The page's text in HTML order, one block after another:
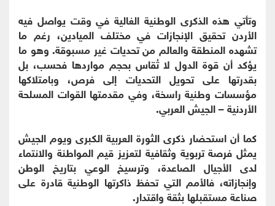
وتأتي هذه الذكرى الوطنية الغالية في وقت يواصل فيه
الأردن تحقيق الإنجازات في مختلف الميادين، رغم ما
تشهده المنطقة والعالم من تحديات غير مسبوقة. وهو ما
يؤكد أن قوة الدول لا تُقاس بحجم مواردها فحسب، بل
بقدرتها على تحويل التحديات إلى فرص، وبامتلاكها
مؤسسات وطنية راسخة، وفي مقدمتها القوات المسلحة
الأردنية – الجيش العربي.
كما أن استحضار ذكرى الثورة العربية الكبرى ويوم الجيش
يمثل فرصة تربوية وثقافية لتعزيز قيم المواطنة والانتماء
لدى الأجيال الصاعدة، وترسيخ الوعي بتاريخ الوطن
وإنجازاته، فالأمم التي تحفظ ذاكرتها الوطنية قادرة على
صناعة مستقبلها بثقة واقتدار.